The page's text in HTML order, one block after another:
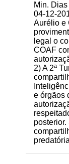
Min.
04-12-
Aurélio e
legal o
COAF
2) A 2ª
e órgãos